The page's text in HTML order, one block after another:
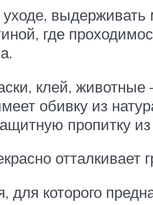
выдерживать
где
клей, животные
обивку из
пропитку
отталкивает
которого